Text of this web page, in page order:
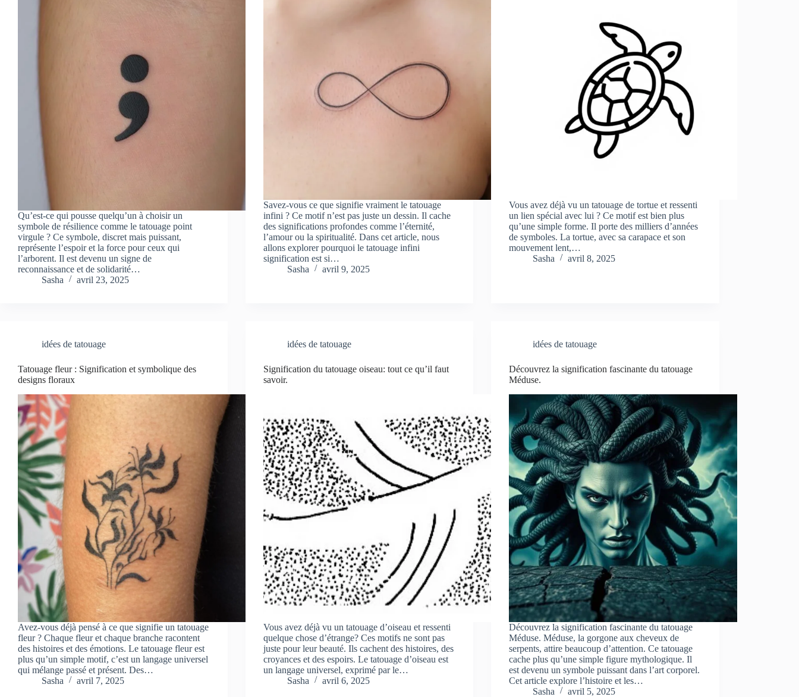
Qu’est-ce qui pousse quelqu’un à choisir un
symbole de résilience comme le tatouage point
virgule ? Ce symbole, discret mais puissant,
représente l’espoir et la force pour ceux qui
l’arborent. Il est devenu un signe de
reconnaissance et de solidarité…
Sasha
avril 23, 2025
Savez-vous ce que signifie vraiment le tatouage
infini ? Ce motif n’est pas juste un dessin. Il cache
des significations profondes comme l’éternité,
l’amour ou la spiritualité. Dans cet article, nous
allons explorer pourquoi le tatouage infini
signification est si…
Sasha
avril 9, 2025
Vous avez déjà vu un tatouage de tortue et ressenti
un lien spécial avec lui ? Ce motif est bien plus
qu’une simple forme. Il porte des milliers d’années
de symboles. La tortue, avec sa carapace et son
mouvement lent,…
Sasha
avril 8, 2025
idées de tatouage
Tatouage fleur : Signification et symbolique des
designs floraux
Avez-vous déjà pensé à ce que signifie un tatouage
fleur ? Chaque fleur et chaque branche racontent
des histoires et des émotions. Le tatouage fleur est
plus qu’un simple motif, c’est un langage universel
qui mélange passé et présent. Des…
Sasha
avril 7, 2025
idées de tatouage
Signification du tatouage oiseau: tout ce qu’il faut
savoir.
Vous avez déjà vu un tatouage d’oiseau et ressenti
quelque chose d’étrange? Ces motifs ne sont pas
juste pour leur beauté. Ils cachent des histoires, des
croyances et des espoirs. Le tatouage d’oiseau est
un langage universel, exprimé par le…
Sasha
avril 6, 2025
idées de tatouage
Découvrez la signification fascinante du tatouage
Méduse.
Découvrez la signification fascinante du tatouage
Méduse. Méduse, la gorgone aux cheveux de
serpents, attire beaucoup d’attention. Ce tatouage
cache plus qu’une simple figure mythologique. Il
est devenu un symbole puissant dans l’art corporel.
Cet article explore l’histoire et les…
Sasha
avril 5, 2025